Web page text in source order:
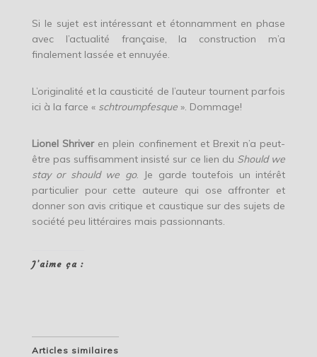
Si le sujet est intéressant et étonnamment en phase
avec l’actualité française, la construction m’a
finalement lassée et ennuyée.
L’originalité et la causticité de l’auteur tournent parfois
ici à la farce « schtroumpfesque». Dommage!
Lionel Shriveren plein confinement et Brexit n’a peut-
être pas suffisamment insisté sur ce lien du Should we
stay or should we go. Je garde toutefois un intérêt
particulier pour cette auteure qui ose affronter et
donner son avis critique et caustique sur des sujets de
société peu littéraires mais passionnants.
J’aime ça :
Articles similaires